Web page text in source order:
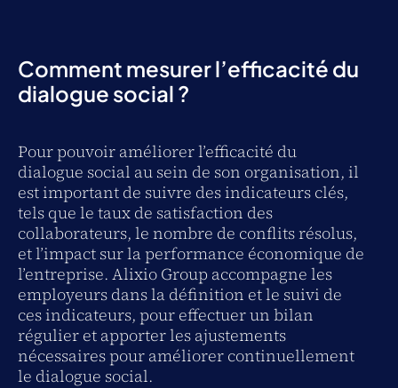
Comment mesurer l’efficacité du
dialogue social ?
Pour pouvoir améliorer l’efficacité du
dialogue social au sein de son organisation, il
est important de suivre des indicateurs clés,
tels que le taux de satisfaction des
collaborateurs, le nombre de conflits résolus,
et l’impact sur la performance économique de
l’entreprise. Alixio Group accompagne les
employeurs dans la définition et le suivi de
ces indicateurs, pour effectuer un bilan
régulier et apporter les ajustements
nécessaires pour améliorer continuellement
le dialogue social.